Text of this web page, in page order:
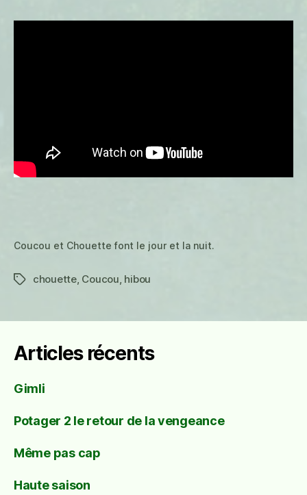
Coucou et Chouette font le jour et la nuit.
Étiquettes
chouette, Coucou hibou
Articles récents
Gimli
Potager 2 le retour de la vengeance
Même pas cap
Haute saison